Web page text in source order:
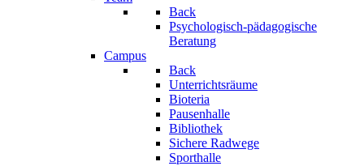
Back
Psychologisch-pädagogische
Beratung
Campus
Back
Unterrichtsräume
Bioteria
Pausenhalle
Bibliothek
Sichere Radwege
Sporthalle